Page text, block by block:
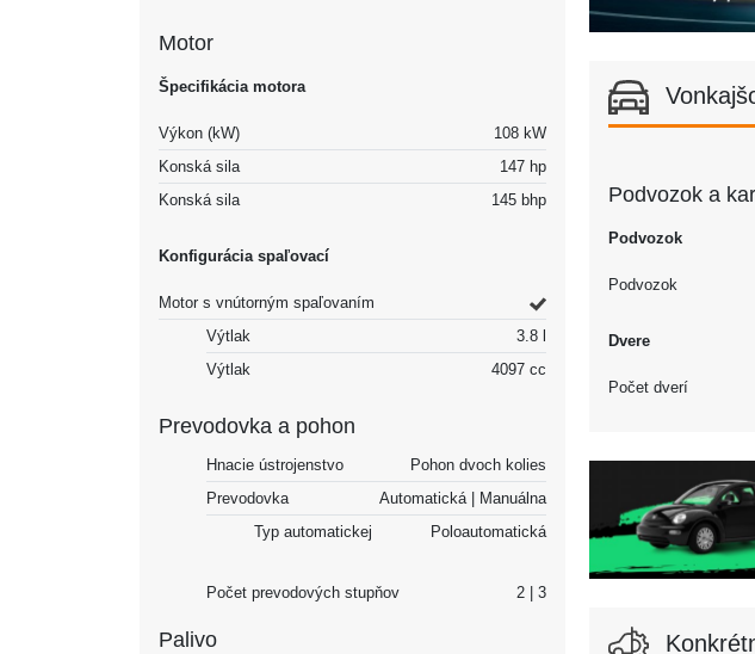
Motor
Špecifikácia motora
Výkon (kW)
108 kW
Konská sila
147 hp
Konská sila
145 bhp
Konfigurácia spaľovací
Motor s vnútorným spaľovaním
Výtlak
3.8 l
Výtlak
4097 cc
Prevodovka a pohon
Hnacie ústrojenstvo
Pohon dvoch kolies
Prevodovka
Automatická | Manuálna
Typ automatickej
Poloautomatická
Počet prevodových stupňov 2 | 3
Palivo
Podvozok a
Podvozok
Podvozok
Dvere
Počet dverí